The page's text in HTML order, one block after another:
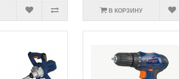
В КОРЗИНУ